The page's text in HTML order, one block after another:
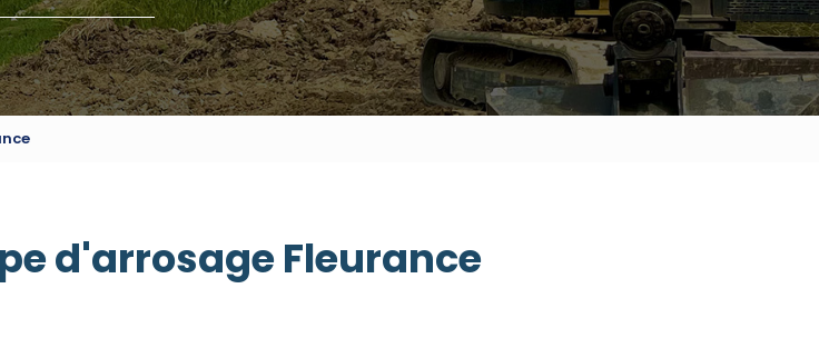
d'arrosage Fleurance